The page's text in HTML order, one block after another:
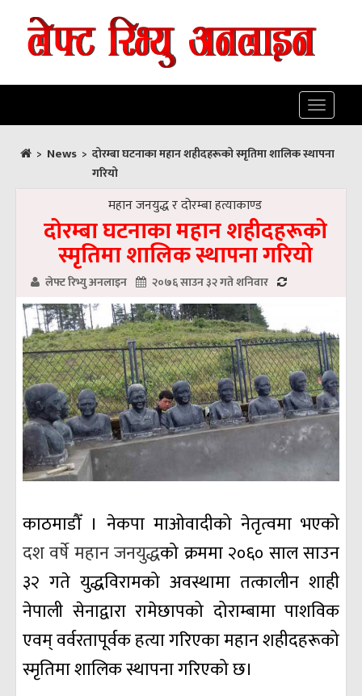
Toggle
> News > दोरम्बा घटनाका महान शहीदहरूको स्मृतिमा शालिक स्थापना
गरियो
महान जनयुद्ध र दोरम्बा हत्याकाण्ड
दोरम्बा घटनाका महान शहीदहरूको
स्मृतिमा शालिक स्थापना गरियो
लेफ्ट रिभ्यु अनलाइन २०७६ साउन ३२ गते शनिवार
काठमाडौँ । नेकपा माओवादीको नेतृत्वमा भएको
दश वर्षे महान जनयुद्धको क्रममा २०६० साल साउन
३२ गते युद्धविरामको अवस्थामा तत्कालीन शाही
नेपाली सेनाद्वारा रामेछापको दोराम्बामा पाशविक
एवम् वर्वरतापूर्वक हत्या गरिएका महान शहीदहरूको
स्मृतिमा शालिक स्थापना गरिएको छ।